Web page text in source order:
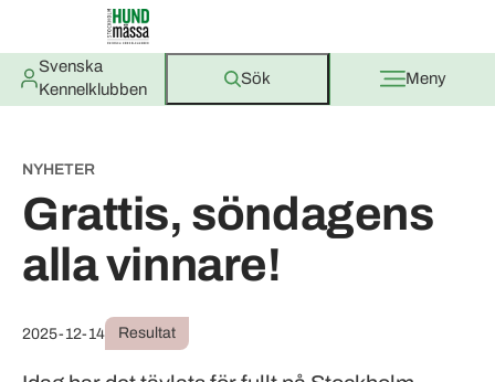
Svenska
Kennelklubben
Sök Meny
Grattis, söndagens
alla vinnare!
NYHETER
2025-12-14 Resultat